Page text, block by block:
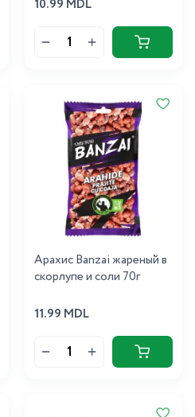
10.99 MDL
Арахис Banzai жареный в
скорлупе и соли 70г
11.99 MDL